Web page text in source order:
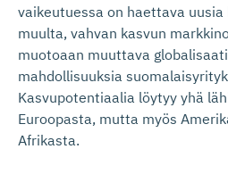
vaikeutuessa on haettava
muulta, vahvan kasvun
muotoaan muuttava
mahdollisuuksia
Kasvupotentiaalia löytyy yhä
Euroopasta, mutta myös
Afrikasta.